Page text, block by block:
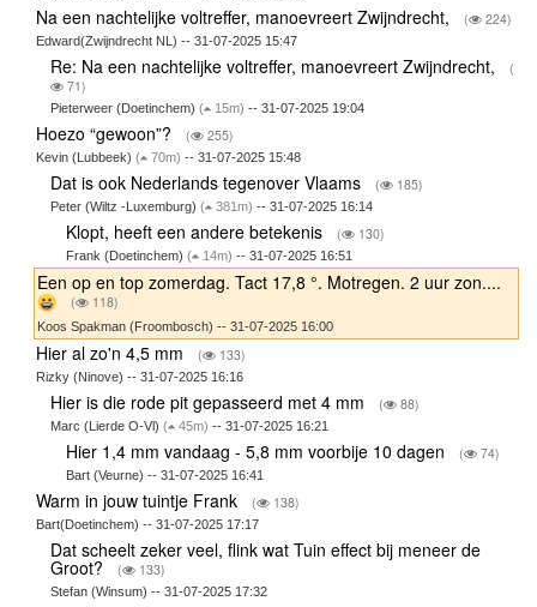
Na een nachtelijke voltreffer, manoevreert Zwijndrecht, ( 224)
Edward(Zwijndrecht NL) -- 31-07-2025 15:47
Re: Na een nachtelijke voltreffer, manoevreert Zwijndrecht,
(
71)
Pieterweer (Doetinchem)( 15m) -- 31-07-2025 19:04
Hoezo “gewoon”? ( 255)
Kevin (Lubbeek) ( 70m) -- 31-07-2025 15:48
Dat is ook Nederlands tegenover Vlaams ( 185)
Peter (Wiltz -Luxemburg)( 381m) -- 31-07-2025 16:14
Klopt, heeft een andere betekenis ( 130)
Frank (Doetinchem) ( 14m) -- 31-07-2025 16:51
Een op en top zomerdag. Tact 17,8 °. Motregen. 2 uur zon....
( 118)
Koos Spakman (Froombosch) -- 31-07-2025 16:00
Hier al zo'n 4,5 mm ( 133)
Rizky (Ninove) -- 31-07-2025 16:16
Hier is die rode pit gepasseerd met 4 mm ( 88)
Marc (Lierde O-Vl)( 45m) -- 31-07-2025 16:21
Hier 1,4 mm vandaag - 5,8 mm voorbije 10 dagen ( 74)
Bart (Veurne) -- 31-07-2025 16:41
Warm in jouw tuintje Frank ( 138)
Bart(Doetinchem) -- 31-07-2025 17:17
Dat scheelt zeker veel, flink wat Tuin effect bij meneer de
Groot? ( 133)
Stefan (Winsum) -- 31-07-2025 17:32